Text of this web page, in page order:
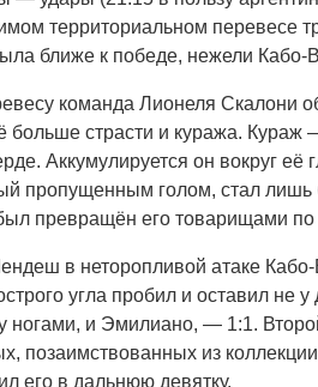
территориальном перевесе
ближе к победе, нежели Кабо-
команда Лионеля Скалони
больше страсти и куража.
Аккумулируется он вокруг
пропущенным голом, стал
превращён его товарищами
в неторопливой атаке
угла пробил и оставил не
ногами, и Эмилиано, — 1:1.
позаимствованных из
его в дальнюю девятку.